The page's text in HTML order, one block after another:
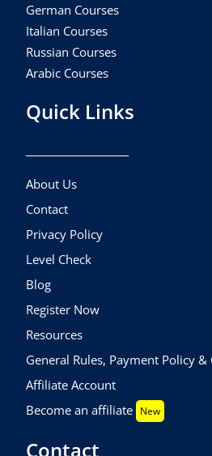
German Courses
Italian Courses
Russian Courses
Arabic Courses
Quick Links
About Us
Contact
Privacy Policy
Level Check
Blog
Register Now
Resources
General Rules, Payment Policy
Affiliate Account
Become an affiliate New
Contact